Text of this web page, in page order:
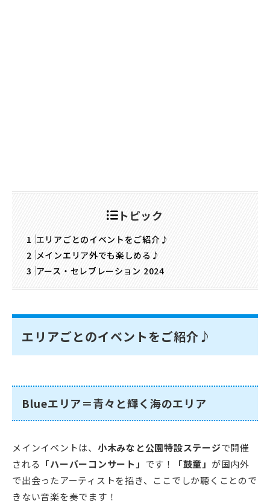
トピック
エリアごとのイベントをご紹介♪
メインエリア外でも楽しめる♪
アース・セレブレーション 2024
エリアごとのイベントをご紹介♪
Blueエリア＝青々と輝く海のエリア
メインイベントは、 小木みなと公園特設ステージで開催
される 「ハーバーコンサート」 です！ 「鼓童」 が国内外
で出会ったアーティストを招き、ここでしか聴くことので
きない音楽を奏でます！